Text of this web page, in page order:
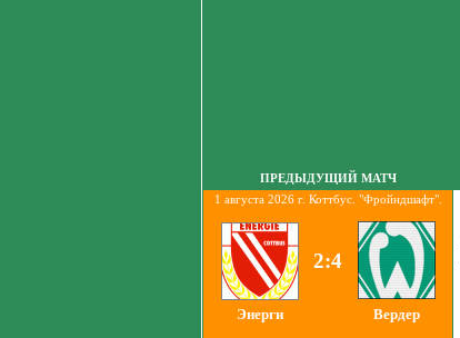
ПРЕДЫДУЩИЙ МАТЧ
1 августа 2026 г. Коттбус. "Фройндшафт".
2:4
Энерги Вердер